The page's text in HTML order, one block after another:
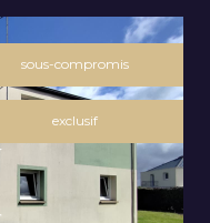
sous-compromis
exclusif